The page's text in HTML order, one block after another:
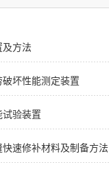
及方法
坏性能测定装置
验装置
速修补材料及制备方法